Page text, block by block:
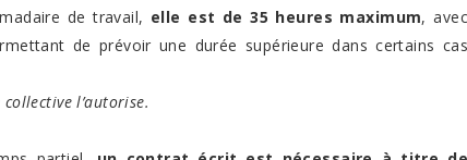
de travail, elle est de 35 heures maximum, avec
de prévoir une durée supérieure dans certains cas
l’autorise.